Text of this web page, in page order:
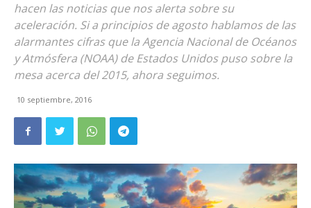
hacen las noticias que nos alerta sobre su
aceleración. Si a principios de agosto hablamos de las
alarmantes cifras que la Agencia Nacional de Océanos
y Atmósfera (NOAA) de Estados Unidos puso sobre la
mesa acerca del 2015, ahora seguimos.
10 septiembre, 2016